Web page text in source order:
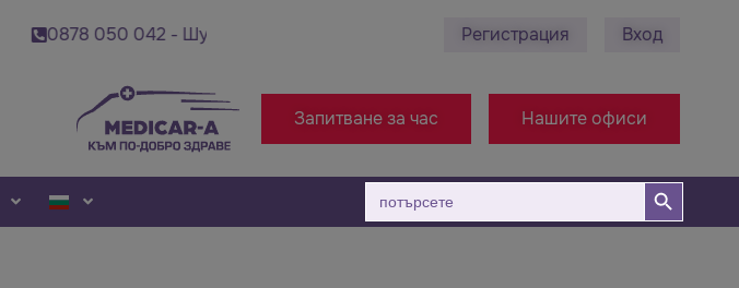
0878 050 042 - Шумен 0878 495 689 - Ст. Загора +38971314005 -
Регистрация Вход
Запитване за час Нашите офиси
Търсене
за:
Бутон за търсене